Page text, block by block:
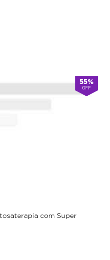
55%
OFF
com Super